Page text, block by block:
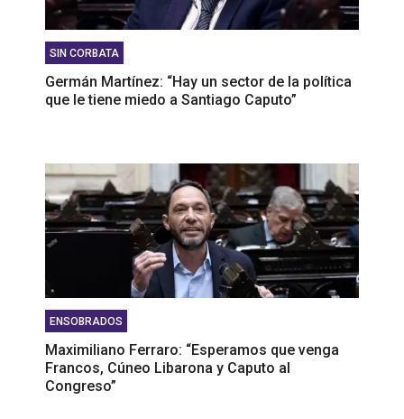
SIN CORBATA
Germán Martínez: “Hay un sector de la política
que le tiene miedo a Santiago Caputo”
ENSOBRADOS
Maximiliano Ferraro: “Esperamos que venga
Francos, Cúneo Libarona y Caputo al
Congreso”